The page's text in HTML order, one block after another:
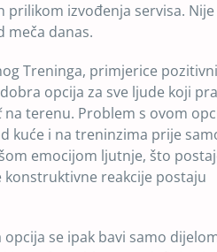
izvođenja servisa.
meča danas.
Treninga, primjerice pozitivni
opcija za sve ljude koji
na terenu. Problem s ovom
kuće i na treninzima prije
emocijom ljutnje, što
reakcije postaju
se ipak bavi samo